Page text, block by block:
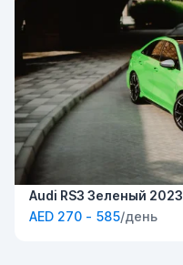
Audi RS3 Зеленый 2023
AED 270 - 585/день